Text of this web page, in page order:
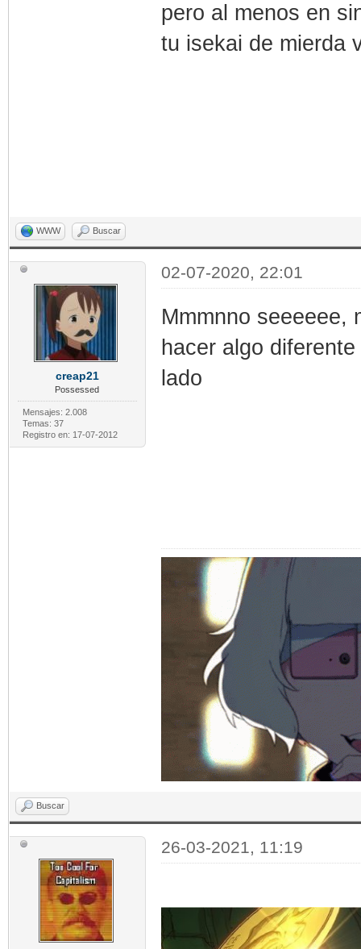
pero al menos en
tu isekai de mierda
WWW Buscar
creap21
Possessed
Mensajes: 2.008
Temas: 37
Registro en: 17-07-2012
02-07-2020, 22:01
Mmmnno seeeeee,
hacer algo
lado
Buscar
26-03-2021, 11:19